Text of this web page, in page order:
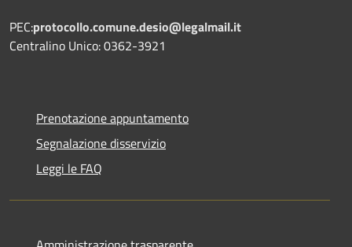
PEC:protocollo.comune.desio@legalmail.it
Centralino Unico: 0362-3921
Prenotazione appuntamento
Segnalazione disservizio
Leggi le FAQ